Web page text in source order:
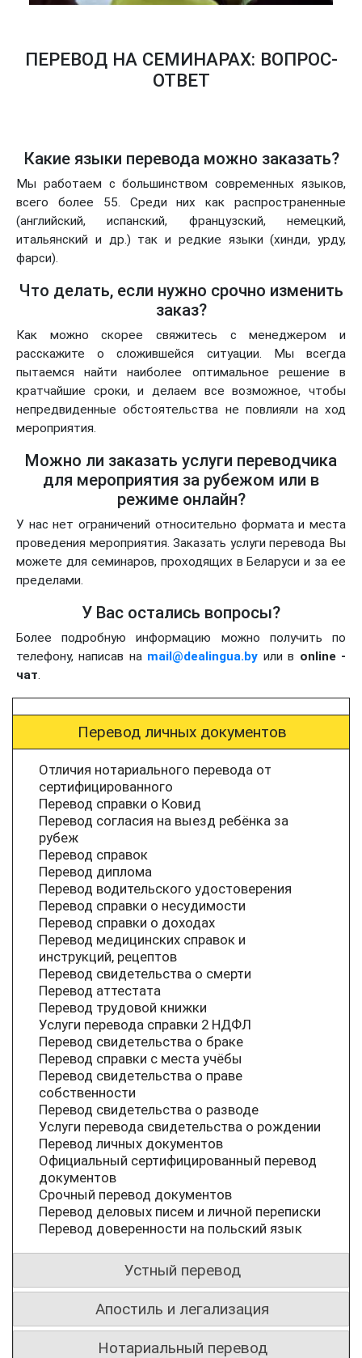
ПЕРЕВОД НА СЕМИНАРАХ: ВОПРОС-
ОТВЕТ
Какие языки перевода можно заказать?
Мы работаем с большинством современных языков,
всего более 55. Среди них как распространенные
(английский, испанский, французский, немецкий,
итальянский и др.) так и редкие языки (хинди, урду,
фарси).
Что делать, если нужно срочно изменить
заказ?
Как можно скорее свяжитесь с менеджером и
расскажите о сложившейся ситуации. Мы всегда
пытаемся найти наиболее оптимальное решение в
кратчайшие сроки, и делаем все возможное, чтобы
непредвиденные обстоятельства не повлияли на ход
мероприятия.
Можно ли заказать услуги переводчика
для мероприятия за рубежом или в
режиме онлайн?
У нас нет ограничений относительно формата и места
проведения мероприятия. Заказать услуги перевода Вы
можете для семинаров, проходящих в Беларуси и за ее
пределами.
У Вас остались вопросы?
Более подробную информацию можно получить по
телефону, написав на mail@dealingua.by или в online -
чат.
Перевод личных документов
Отличия нотариального перевода от
сертифицированного
Перевод справки о Ковид
Перевод согласия на выезд ребёнка за
рубеж
Перевод справок
Перевод диплома
Перевод водительского удостоверения
Перевод справки о несудимости
Перевод справки о доходах
Перевод медицинских справок и
инструкций, рецептов
Перевод свидетельства о смерти
Перевод аттестата
Перевод трудовой книжки
Услуги перевода справки 2 НДФЛ
Перевод свидетельства о браке
Перевод справки с места учёбы
Перевод свидетельства о праве
собственности
Перевод свидетельства о разводе
Услуги перевода свидетельства о рождении
Перевод личных документов
Официальный сертифицированный перевод
документов
Срочный перевод документов
Перевод деловых писем и личной переписки
Перевод доверенности на польский язык
Устный перевод
Апостиль и легализация
Нотариальный перевод